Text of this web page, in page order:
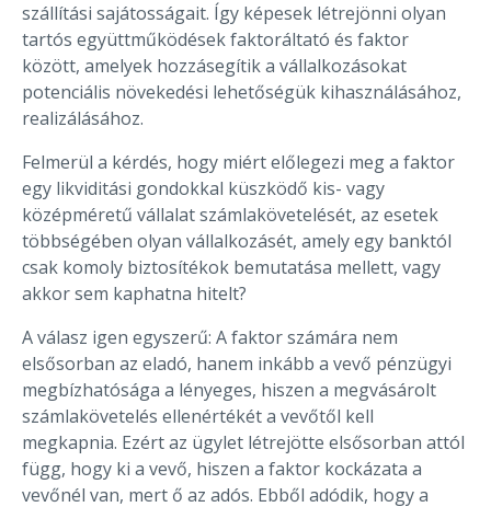
szállítási sajátosságait. Így képesek létrejönni olyan
tartós együttműködések faktoráltató és faktor
között, amelyek hozzásegítik a vállalkozásokat
potenciális növekedési lehetőségük kihasználásához,
realizálásához.
Felmerül a kérdés, hogy miért előlegezi meg a faktor
egy likviditási gondokkal küszködő kis- vagy
középméretű vállalat számlakövetelését, az esetek
többségében olyan vállalkozásét, amely egy banktól
csak komoly biztosítékok bemutatása mellett, vagy
akkor sem kaphatna hitelt?
A válasz igen egyszerű: A faktor számára nem
elsősorban az eladó, hanem inkább a vevő pénzügyi
megbízhatósága a lényeges, hiszen a megvásárolt
számlakövetelés ellenértékét a vevőtől kell
megkapnia. Ezért az ügylet létrejötte elsősorban attól
függ, hogy ki a vevő, hiszen a faktor kockázata a
vevőnél van, mert ő az adós. Ebből adódik, hogy a